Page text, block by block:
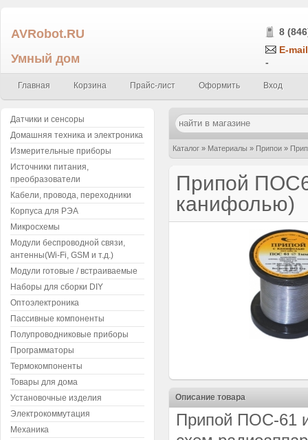
AVRobot.RU
Умный дом
8
E-
-
Главная Корзина Прайс-лист Оформить Вход
Каталог » Материалы » Припои »
Припой
канифолью)
Описание товара
Припой ПОС-61
Датчики и сенсоры
Домашняя техника и электроника
Измерительные приборы
Источники питания,
преобразователи
Кабели, провода, переходники
Корпуса для РЭА
Микросхемы
Модули беспроводной связи,
антенны(Wi-Fi, GSM и т.д.)
Модули готовые / встраиваемые
Наборы для сборки DIY
Оптоэлектроника
Пассивные компоненты
Полупроводниковые приборы
Программаторы
Термокомпоненты
Товары для дома
Установочные изделия
Электрокоммутация
Механика